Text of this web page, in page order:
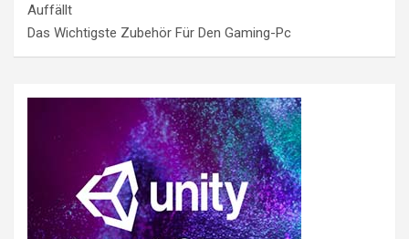
Auffällt
Das Wichtigste Zubehör Für Den Gaming-Pc